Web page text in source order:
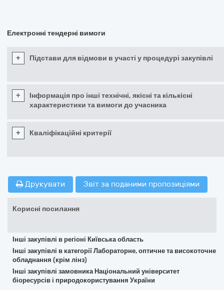
Електронні тендерні вимоги
+ Підстави для відмови в участі у процедурі закупівлі
+
Інформація про інші технічні, якісні та кількісні
характеристики та вимоги до учасника
+ Кваліфікаційні критерії
Друкувати Звіт за поданими пропозиціями
Корисні посилання
Інші закупівлі в регіоні Київська область
Інші закупівлі в категорії Лабораторне, оптичне та високоточне
обладнання (крім лінз)
Інші закупівлі замовника Національний університет
біоресурсів і природокористування України